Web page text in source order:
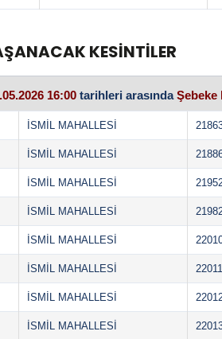
KESİNTİLER
16:00 tarihleri arasındaŞebeke
İSMİL MAHALLESİ
İSMİL MAHALLESİ
İSMİL MAHALLESİ
İSMİL MAHALLESİ
İSMİL MAHALLESİ
İSMİL MAHALLESİ
İSMİL MAHALLESİ
İSMİL MAHALLESİ